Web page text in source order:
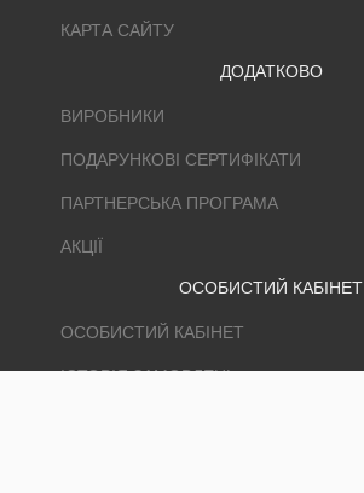
КАРТА САЙТУ
ДОДАТКОВО
ВИРОБНИКИ
ПОДАРУНКОВІ СЕРТИФІКАТИ
ПАРТНЕРСЬКА ПРОГРАМА
АКЦІЇ
ОСОБИСТИЙ КАБІНЕТ
ОСОБИСТИЙ КАБІНЕТ
ІСТОРІЯ ЗАМОВЛЕНЬ